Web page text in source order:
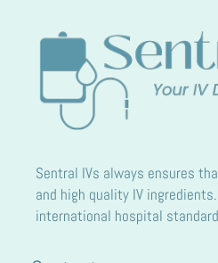
Sentral IVs always ensures
and high quality IV
international hospital